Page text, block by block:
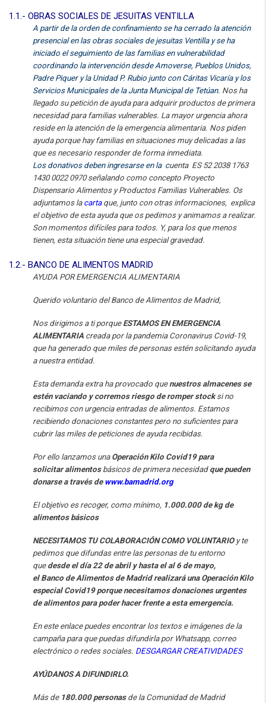
1.1.- OBRAS SOCIALES DE JESUITAS VENTILLA
A partir de la orden de confinamiento se ha cerrado la atención
presencial en las obras sociales de jesuitas Ventilla y se ha
iniciado el seguimiento de las familias en vulnerabilidad
coordinando la intervención desde Amoverse, Pueblos Unidos,
Padre Piquer y la Unidad P. Rubio junto con Cáritas Vicaría y los
Servicios Municipales de la Junta Municipal de Tetúan. Nos ha
llegado su petición de ayuda para adquirir productos de primera
necesidad para familias vulnerables. La mayor urgencia ahora
reside en la atención de la emergencia alimentaria. Nos piden
ayuda porque hay familias en situaciones muy delicadas a las
que es necesario responder de forma inmediata.
Los donativos deben ingresarse en la cuenta ES 52 2038 1763
1430 0022 0970señalando como concepto Proyecto
Dispensario Alimentos y Productos Familias Vulnerables. Os
adjuntamos la cartaque, junto con otras informaciones, explica
el objetivo de esta ayuda que os pedimos y animamos a realizar.
Son momentos difíciles para todos. Y, para los que menos
tienen, esta situación tiene una especial gravedad.
1.2.- BANCO DE ALIMENTOS MADRID
AYUDA POR EMERGENCIA ALIMENTARIA
Querido voluntario delBanco deAlimentosde Madrid,
Nos dirigimos a ti porque ESTAMOS EN EMERGENCIA
ALIMENTARIA creada por la pandemia Coronavirus Covid-19,
que ha generado que miles de personas estén solicitando ayuda
a nuestra entidad.
Esta demanda extra ha provocado quenuestros almacenes se
estén vaciando y corremos riesgo de romper stocksi no
recibimos con urgencia entradas de alimentos. Estamos
recibiendo donaciones constantes pero no suficientes para
cubrir las miles de peticiones de ayuda recibidas.
Por ello lanzamos unaOperación Kilo Covid19 para
solicitaralimentosbásicos de primera necesidad que pueden
donarse a través de www.bamadrid.org
El objetivo es recoger, como mínimo, 1.000.000 de kg de
alimentosbásicos
NECESITAMOS TU COLABORACIÓN COMO VOLUNTARIOy te
pedimos que difundas entre las personas de tu entorno
que desde el día 22 de abril y hasta el al 6 de mayo,
el Banco deAlimentosde Madrid realizará una Operación Kilo
especial Covid19 porque necesitamos donaciones urgentes
de alimentospara poder hacer frente a esta emergencia.
En este enlace puedes encontrar los textos e imágenesde la
campaña para que puedas difundirla por Whatsapp, correo
electrónico o redes sociales. DESGARGAR CREATIVIDADES
AYÚDANOS A DIFUNDIRLO.
Más de 180.000 personasde la Comunidad de Madrid